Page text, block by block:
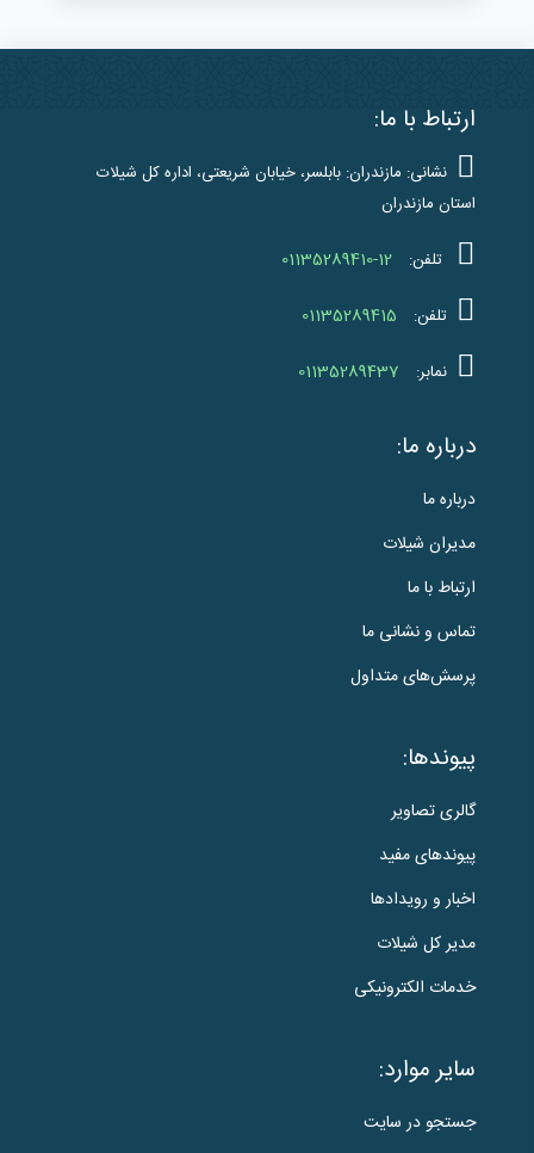
ارتباط با ما:
نشانی: مازندران: بابلسر، خیابان شریعتی، اداره کل شیلات
استان مازندران
تلفن: 01135289410-12
تلفن: 01135289415
نمابر: 01135289437
درباره ما:
درباره ما
مدیران شیلات
ارتباط با ما
تماس و نشانی ما
پرسش‌های متداول
پیوندها:
گالری تصاویر
پیوندهای مفید
اخبار و رویدادها
مدیر کل شیلات
خدمات الکترونیکی
سایر موارد:
جستجو در سایت